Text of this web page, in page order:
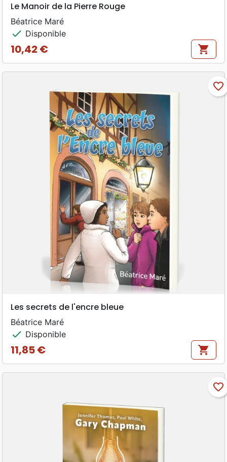
Le Manoir de la Pierre Rouge
Béatrice Maré
check Disponible
Prix
10,42 € shopping_cart
favorite_border
Les secrets de l'encre bleue
Béatrice Maré
check Disponible
Prix
11,85 € shopping_cart
favorite_border